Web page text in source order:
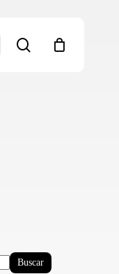
search
Buscar